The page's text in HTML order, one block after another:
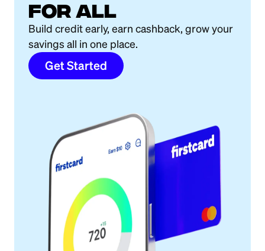
for all
Build credit early, earn cashback, grow your
savings all in one place.
Get Started